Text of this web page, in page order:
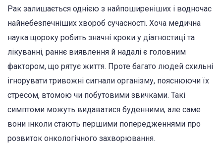
Рак залишається однією з найпоширеніших і водночас
найнебезпечніших хвороб сучасності. Хоча медична
наука щороку робить значні кроки у діагностиці та
лікуванні, раннє виявлення й надалі є головним
фактором, що рятує життя. Проте багато людей схильні
ігнорувати тривожні сигнали організму, пояснюючи їх
стресом, втомою чи побутовими звичками. Такі
симптоми можуть видаватися буденними, але саме
вони інколи стають першими попередженнями про
розвиток онкологічного захворювання.